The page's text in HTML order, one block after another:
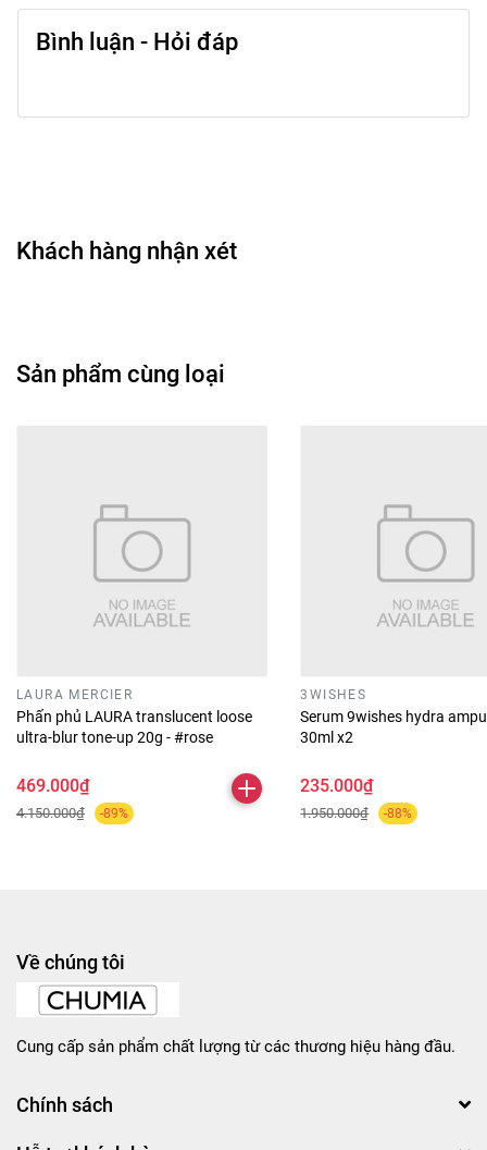
Bình luận - Hỏi đáp
Khách hàng nhận xét
Sản phẩm cùng loại
LAURA MERCIER
Phấn phủ LAURA translucent loose
ultra-blur tone-up 20g - #rose
469.000₫
4.150.000₫ -89%
3WISHES
Serum 9wishes hydra
30ml x2
235.000₫
1.950.000₫ -88%
Về chúng tôi
Cung cấp sản phẩm chất lượng từ các thương hiệu hàng đầu.
Chính sách